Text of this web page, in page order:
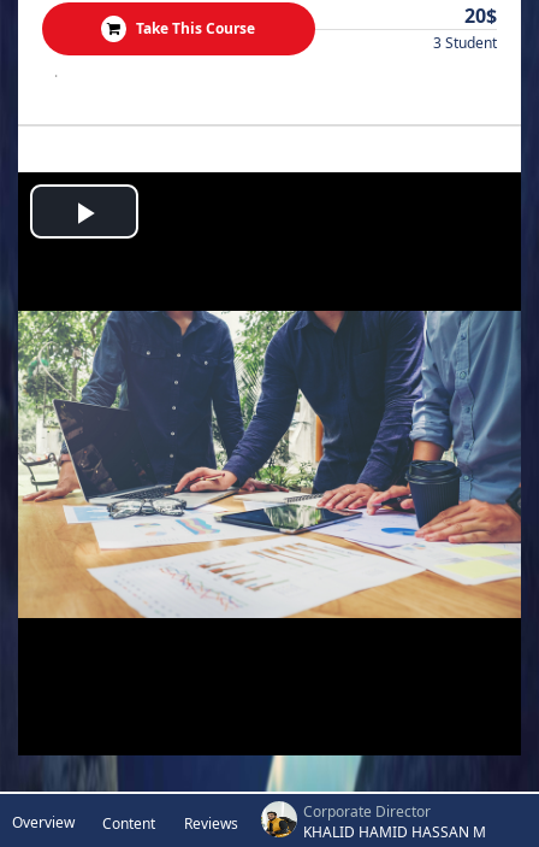
Take This Course 20$
3 Student
.
Play
Overview Content Reviews
Corporate Director
KHALID HAMID HASSAN M